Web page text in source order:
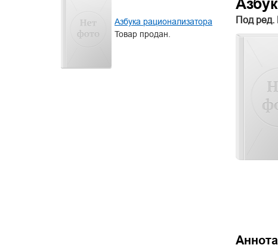
Азбука рационализатора
Товар продан.
Под ред.